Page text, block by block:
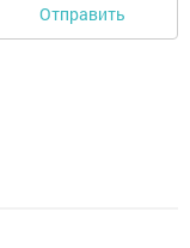
Отправить